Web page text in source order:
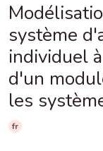
système
individuel
d'un
les
fr